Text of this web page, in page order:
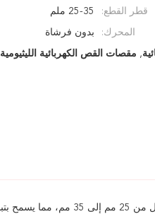
قطر القطع: 25-35 ملم
المحرك: بدون فرشاة
, مقصات القص الكهربائية الليثيومية
أحدث تصميم لدينا، مقصات القص الحمراء الليثيوم، يحتوي على